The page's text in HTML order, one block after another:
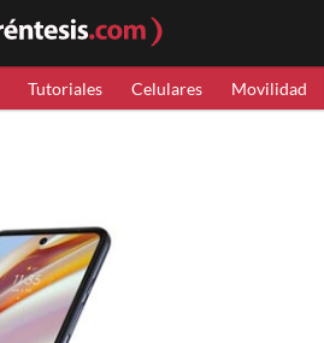
Tutoriales Celulares Movilidad